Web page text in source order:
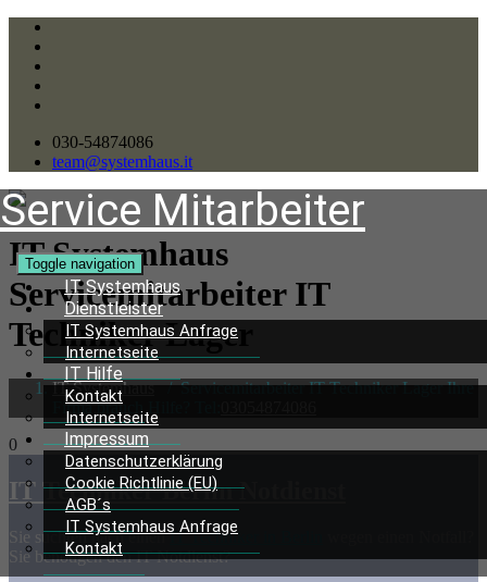
030-54874086
team@systemhaus.it
Service Mitarbeiter
Toggle navigation
IT Systemhaus
Dienstleister
IT Systemhaus Anfrage
Internetseite
IT Hilfe
Kontakt
Internetseite
Impressum
Datenschutzerklärung
Cookie Richtlinie (EU)
AGB´s
IT Systemhaus Anfrage
Kontakt
IT Systemhaus
Servicemitarbeiter IT
Techniker Lager
IT Systemhaus/Servicemitarbeiter IT Techniker Lager Ihre
Firma brauch Hilfe? Tel:
0
IT Techniker Berlin Notdienst
Sie suchten nach einenIT Techniker in Berlin
Sie benötigen den IT Notdienst?